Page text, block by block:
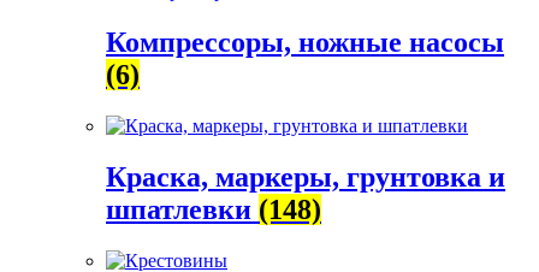
Компрессоры, ножные насосы
(6)
Краска, маркеры, грунтовка и
шпатлевки (148)